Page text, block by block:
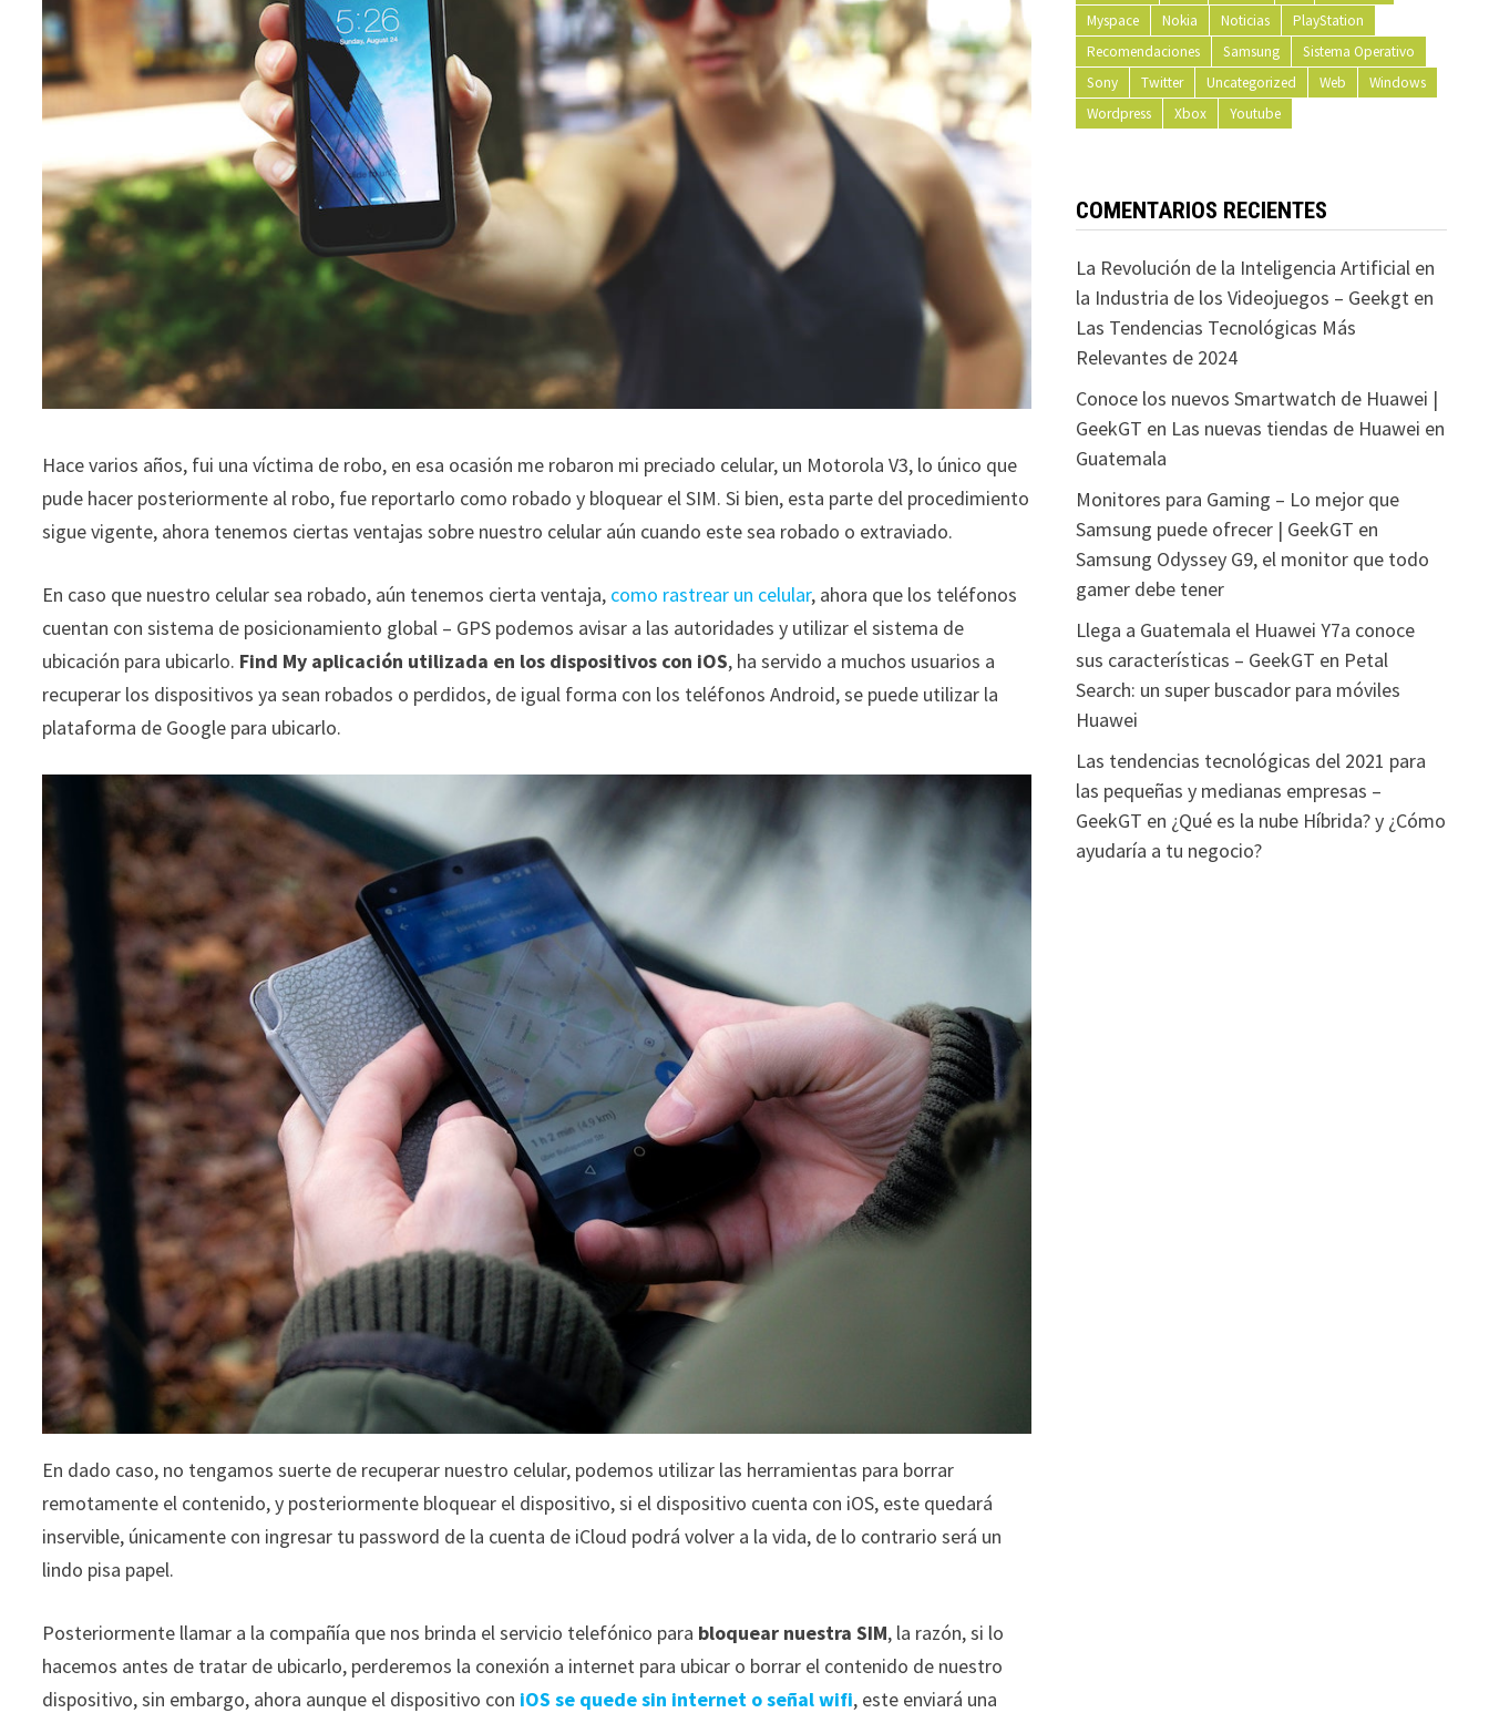
Hace varios años, fui una víctima de robo, en esa ocasión me robaron mi preciado celular, un Motorola V3, lo único que
pude hacer posteriormente al robo, fue reportarlo como robado y bloquear el SIM. Si bien, esta parte del procedimiento
sigue vigente, ahora tenemos ciertas ventajas sobre nuestro celular aún cuando este sea robado o extraviado.
En caso que nuestro celular sea robado, aún tenemos cierta ventaja, como rastrear un celular, ahora que los teléfonos
cuentan con sistema de posicionamiento global – GPS podemos avisar a las autoridades y utilizar el sistema de
ubicación para ubicarlo. Find My aplicación utilizada en los dispositivos con iOS, ha servido a muchos usuarios a
recuperar los dispositivos ya sean robados o perdidos, de igual forma con los teléfonos Android, se puede utilizar la
plataforma de Google para ubicarlo.
En dado caso, no tengamos suerte de recuperar nuestro celular, podemos utilizar las herramientas para borrar
remotamente el contenido, y posteriormente bloquear el dispositivo, si el dispositivo cuenta con iOS, este quedará
inservible, únicamente con ingresar tu password de la cuenta de iCloud podrá volver a la vida, de lo contrario será un
lindo pisa papel.
Posteriormente llamar a la compañía que nos brinda el servicio telefónico para bloquear nuestra SIM, la razón, si lo
hacemos antes de tratar de ubicarlo, perderemos la conexión a internet para ubicar o borrar el contenido de nuestro
dispositivo, sin embargo, ahora aunque el dispositivo con iOS se quede sin internet o señal wifi, este enviará una
Myspace
Nokia Noticias
PlayStation
Recomendaciones
Samsung
Sistema Operativo
Sony
Twitter Uncategorized Web
Windows
Wordpress
Xbox Youtube
COMENTARIOS RECIENTES
La Revolución de la Inteligencia Artificial en
la Industria de los Videojuegos – Geekgten
Las Tendencias Tecnológicas Más
Relevantes de 2024
Conoce los nuevos Smartwatch de Huawei |
GeekGT en Las nuevas tiendas de Huawei en
Guatemala
Monitores para Gaming – Lo mejor que
Samsung puede ofrecer | GeekGT en
Samsung Odyssey G9, el monitor que todo
gamer debe tener
Llega a Guatemala el Huawei Y7a conoce
sus características – GeekGT en Petal
Search: un super buscador para móviles
Huawei
Las tendencias tecnológicas del 2021 para
las pequeñas y medianas empresas –
GeekGT en ¿Qué es la nube Híbrida? y ¿Cómo
ayudaría a tu negocio?